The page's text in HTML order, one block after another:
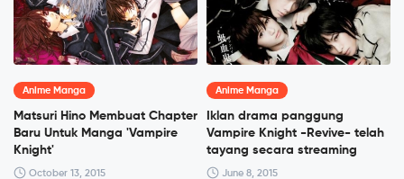
Anime Manga
Matsuri Hino Membuat Chapter
Baru Untuk Manga 'Vampire
Knight'
October 13, 2015
Anime Manga
Iklan drama panggung
Vampire Knight -Revive- telah
tayang secara streaming
June 8, 2015